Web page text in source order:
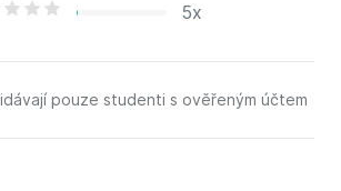
5x
pouze studenti s ověřeným účtem